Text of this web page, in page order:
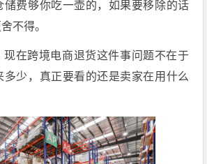
储费够你吃一壶的，如果要移除的话
不得。
现在跨境电商退货这件事问题不在于
多少，真正要看的还是卖家在用什么